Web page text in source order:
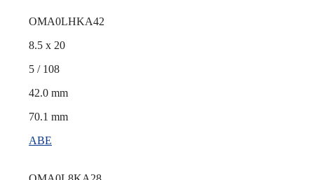
OMA0LHKA42
8.5 x 20
5 / 108
42.0 mm
70.1 mm
ABE